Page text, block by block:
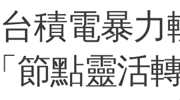
台積電暴力
「節點靈活